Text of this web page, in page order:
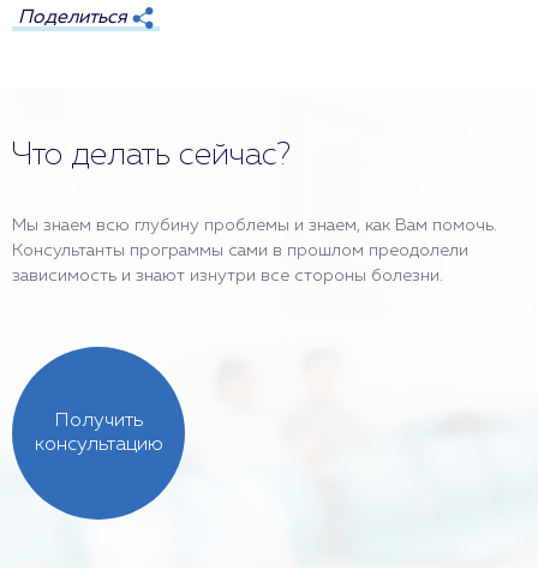
Поделиться
Что делать сейчас?
Мы знаем всю глубину проблемы и знаем, как Вам помочь.
Консультанты программы сами в прошлом преодолели
зависимость и знают изнутри все стороны болезни.
Получить
консультацию